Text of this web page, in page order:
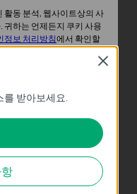
.
을 선택하십시오.
다. 비밀번호를 잊어버리
정해주세요.
를 받아보세요.
Close
활동 분석, 웹사이트상의 사
귀하는 언제든지 쿠키 사용
정보 처리방침에서 확인할
사용자의 시스템에서 비활
정하기 위해 웹사이트에서
입니다.